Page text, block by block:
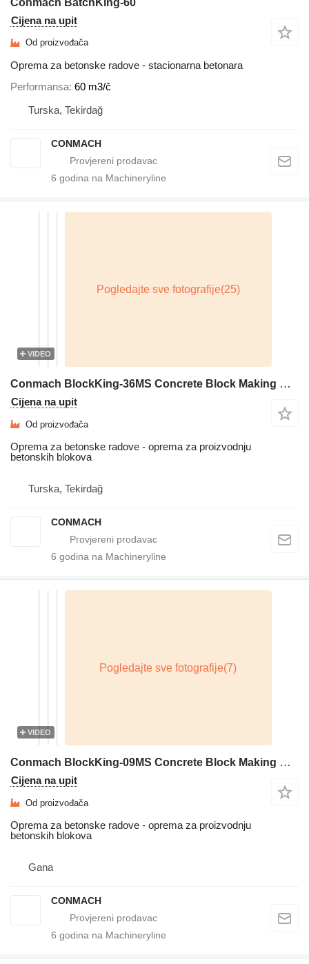
Cijena na upit
Od proizvođača
Oprema za betonske radove - stacionarna betonara
Performansa 60 m3/č
Turska, Tekirdağ
CONMACH
6 godina na Machineryline
VIDEO
Conmach BlockKing-36MS Concrete Block Making Machine-12.000 units/shift
Cijena na upit
Od proizvođača
Oprema za betonske radove - oprema za proizvodnju
betonskih blokova
Turska, Tekirdağ
CONMACH
6 godina na Machineryline
VIDEO
Conmach BlockKing-09MS Concrete Block Making Machine - 4.000 units/shift
Cijena na upit
Od proizvođača
Oprema za betonske radove - oprema za proizvodnju
betonskih blokova
Gana
CONMACH
6 godina na Machineryline